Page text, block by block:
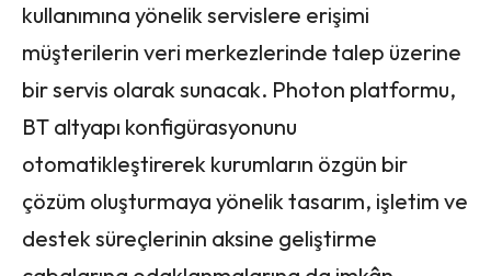
kullanımına yönelik servislere erişimi
müşterilerin veri merkezlerinde talep üzerine
bir servis olarak sunacak. Photon platformu,
BT altyapı konfigürasyonunu
otomatikleştirerek kurumların özgün bir
çözüm oluşturmaya yönelik tasarım, işletim ve
destek süreçlerinin aksine geliştirme